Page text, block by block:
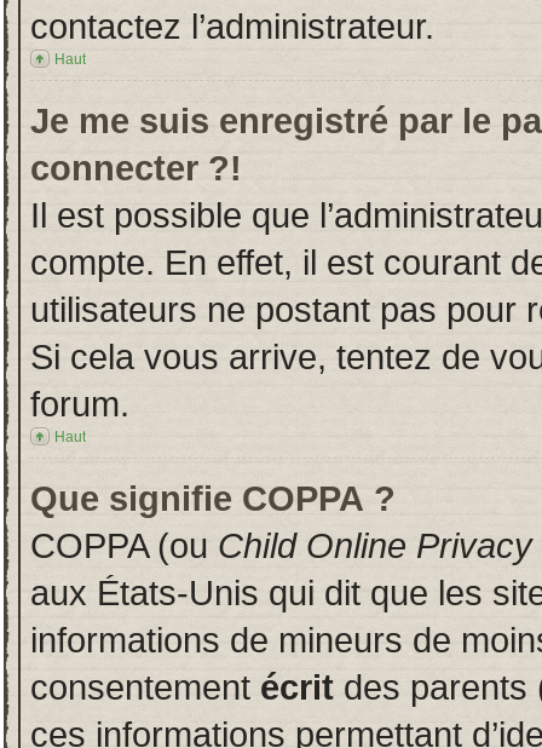
contactez l’administrateur.
Haut
Je me suis enregistré par le
connecter ?!
Il est possible que
compte. En effet, il est courant
utilisateurs ne postant pas pour
Si cela vous arrive, tentez de
forum.
Haut
Que signifie COPPA ?
COPPA (ou Child Online
aux États-Unis qui dit que les
informations de mineurs de
consentement écrit des parents
ces informations permettant